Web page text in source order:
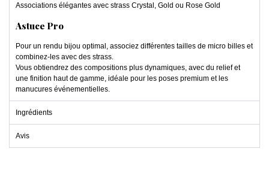
Associations élégantes avec strass Crystal, Gold ou Rose Gold
Astuce Pro
Pour un rendu bijou optimal, associez différentes tailles de micro billes et
combinez-les avec des strass.
Vous obtiendrez des compositions plus dynamiques, avec du relief et
une finition haut de gamme, idéale pour les poses premium et les
manucures événementielles.
Ingrédients
Avis